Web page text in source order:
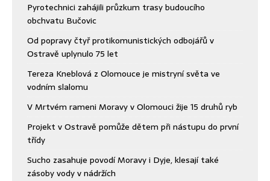
Pyrotechnici zahájili průzkum trasy budoucího
obchvatu Bučovic
Od popravy čtyř protikomunistických odbojářů v
Ostravě uplynulo 75 let
Tereza Kneblová z Olomouce je mistryní světa ve
vodním slalomu
V Mrtvém rameni Moravy v Olomouci žije 15 druhů ryb
Projekt v Ostravě pomůže dětem při nástupu do první
třídy
Sucho zasahuje povodí Moravy i Dyje, klesají také
zásoby vody v nádržích